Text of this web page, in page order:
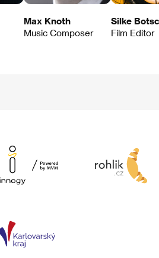
Max Knoth
Music Composer
Silke
Film Editor